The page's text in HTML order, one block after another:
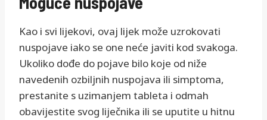
Kao i svi lijekovi, ovaj lijek može uzrokovati
nuspojave iako se one neće javiti kod svakoga.
Ukoliko dođe do pojave bilo koje od niže
navedenih ozbiljnih nuspojava ili simptoma,
prestanite s uzimanjem tableta i odmah
obavijestite svog liječnika ili se uputite u hitnu